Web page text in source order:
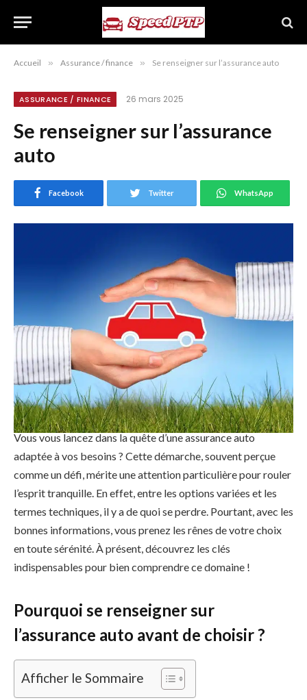
Accueil » Assurance / finance » Se renseigner sur l’assurance auto
ASSURANCE / FINANCE 26 mars 2025
Se renseigner sur l’assurance
auto
Facebook Twitter WhatsApp
Vous vous lancez dans la quête d’une assurance auto
adaptée à vos besoins ? Cette démarche, souvent perçue
comme un défi, mérite une attention particulière pour rouler
l’esprit tranquille. En effet, entre les options variées et les
termes techniques, il y a de quoi se perdre. Pourtant, avec les
bonnes informations, vous prenez les rênes de votre choix
en toute sérénité. À présent, découvrez les clés
indispensables pour bien comprendre ce domaine !
Pourquoi se renseigner sur
l’assurance auto avant de choisir ?
Afficher le Sommaire